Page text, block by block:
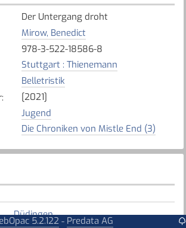
Der Untergang droht
Mirow, Benedict
978-3-522-18586-8
Stuttgart : Thienemann
Belletristik
:
[2021]
Jugend
Die Chroniken von Mistle End (3)
Düdingen
5.2.122 - Predata AG